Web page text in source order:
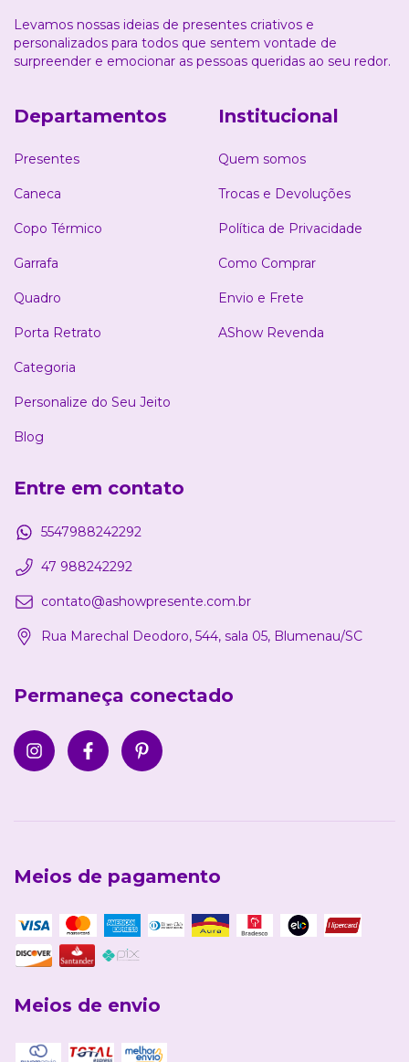
Levamos nossas ideias de presentes criativos e
personalizados para todos que sentem vontade de
surpreender e emocionar as pessoas queridas ao seu redor.
Departamentos
Presentes
Caneca
Copo Térmico
Garrafa
Quadro
Porta Retrato
Categoria
Personalize do Seu Jeito
Blog
Institucional
Quem somos
Trocas e Devoluções
Política de Privacidade
Como Comprar
Envio e Frete
AShow Revenda
Entre em contato
5547988242292
47 988242292
contato@ashowpresente.com.br
Rua Marechal Deodoro, 544, sala 05, Blumenau/SC
Permaneça conectado
Meios de pagamento
Meios de envio